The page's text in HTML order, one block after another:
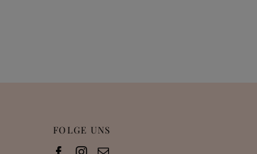
FOLGE UNS